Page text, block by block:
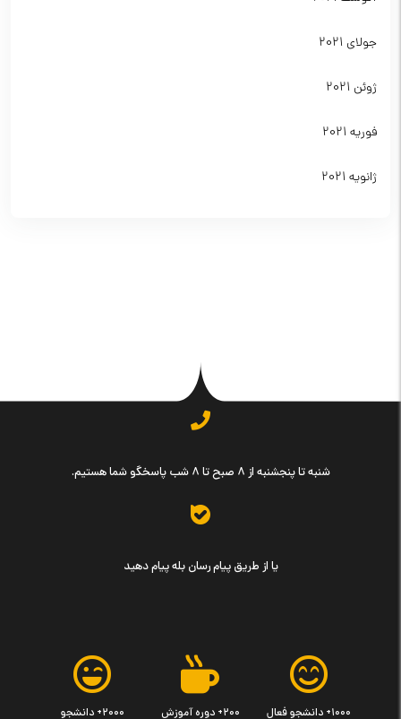
جولای 2021
ژوئن 2021
فوریه 2021
ژانویه 2021
شنبه تا پنجشنبه از ۸ صبح تا ۸ شب پاسخگو شما هستیم.
یا از طریق پیام رسان بله پیام دهید
۱۰۰۰+ دانشجو فعال
۲۰۰+ دوره آموزش
۲۰۰۰+ دانشجو